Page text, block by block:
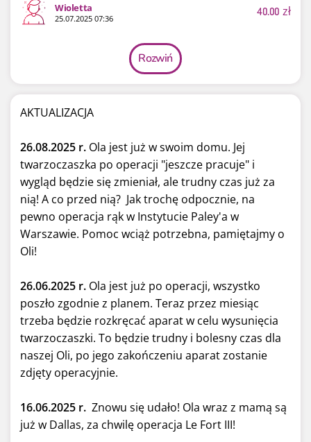
Wioletta
25.07.2025 07:36 40.00 zł
Rozwiń
AKTUALIZACJA
26.08.2025 r. Ola jest już w swoim domu. Jej
twarzoczaszka po operacji "jeszcze pracuje" i
wygląd będzie się zmieniał, ale trudny czas już za
nią! A co przed nią? Jak trochę odpocznie, na
pewno operacja rąk w Instytucie Paley'a w
Warszawie. Pomoc wciąż potrzebna, pamiętajmy o
Oli!
26.06.2025 r. Ola jest już po operacji, wszystko
poszło zgodnie z planem. Teraz przez miesiąc
trzeba będzie rozkręcać aparat w celu wysunięcia
twarzoczaszki. To będzie trudny i bolesny czas dla
naszej Oli, po jego zakończeniu aparat zostanie
zdjęty operacyjnie.
16.06.2025 r. Znowu się udało! Ola wraz z mamą są
już w Dallas, za chwilę operacja Le Fort III!